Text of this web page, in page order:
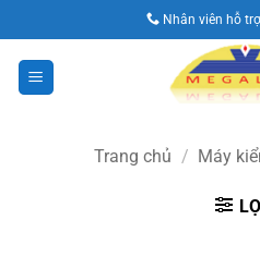
qua
nội
dung
Nhân viên hỗ
Trang chủ / Máy